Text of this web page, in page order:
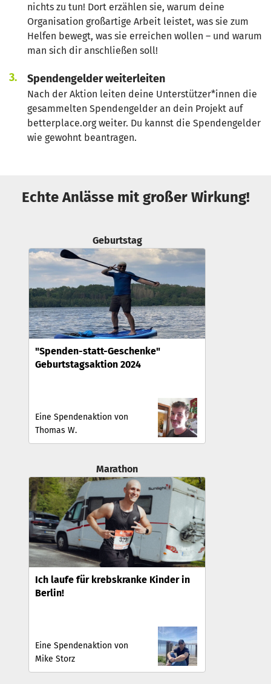
nichts zu tun! Dort erzählen sie, warum deine
Organisation großartige Arbeit leistet, was sie zum
Helfen bewegt, was sie erreichen wollen – und warum
man sich dir anschließen soll!
Spendengelder weiterleiten
Nach der Aktion leiten deine Unterstützer*innen die
gesammelten Spendengelder an dein Projekt auf
betterplace.org weiter. Du kannst die Spendengelder
wie gewohnt beantragen.
Echte Anlässe mit großer Wirkung!
Geburtstag
"Spenden-statt-Geschenke"
Geburtstagsaktion 2024
Eine Spendenaktion von
Thomas W.
Marathon
Ich laufe für krebskranke Kinder in
Berlin!
Eine Spendenaktion von
Mike Storz